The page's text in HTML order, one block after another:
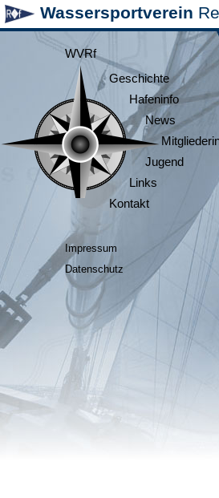
Wassersportverein
WVRf
Geschichte
Hafeninfo
News
Jugend
Links
Kontakt
Impressum
Datenschutz